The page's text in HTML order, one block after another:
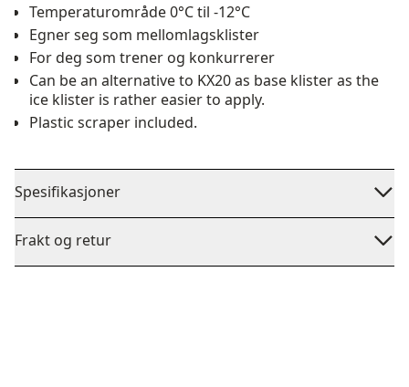
Temperaturområde 0°C til -12°C
Egner seg som mellomlagsklister
For deg som trener og konkurrerer
Can be an alternative to KX20 as base klister as the
ice klister is rather easier to apply.
Plastic scraper included.
Spesifikasjoner
Frakt og retur